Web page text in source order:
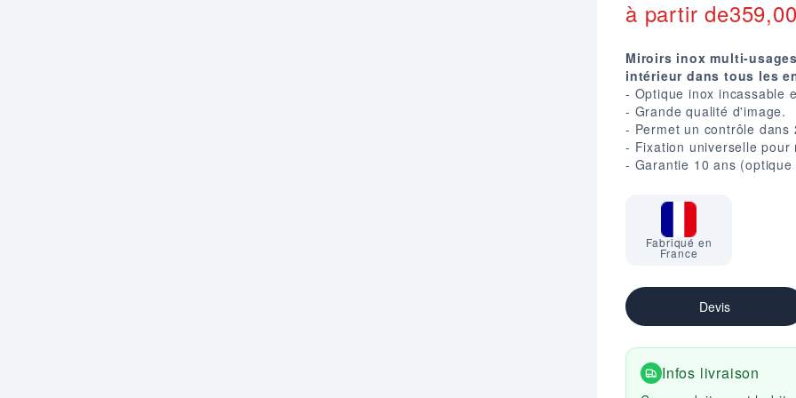
à partir de
Miroirs inox multi-
intérieur dans tous les
- Optique inox incassable
- Grande qualité d'image.
- Permet un contrôle dans
- Fixation universelle
- Garantie 10 ans
Fabriqué en
France
Devis
Infos livraison